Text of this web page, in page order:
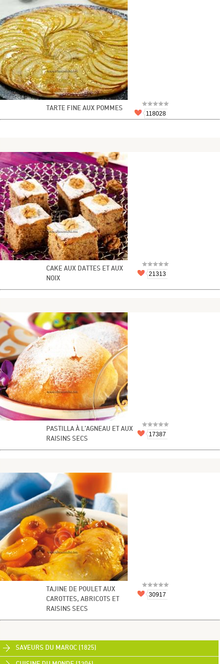
TARTE FINE AUX POMMES
118028
CAKE AUX DATTES ET AUX
NOIX
21313
PASTILLA À L’AGNEAU ET AUX
RAISINS SECS
17387
TAJINE DE POULET AUX
CAROTTES, ABRICOTS ET
RAISINS SECS
30917
SAVEURS DU MAROC (1825)